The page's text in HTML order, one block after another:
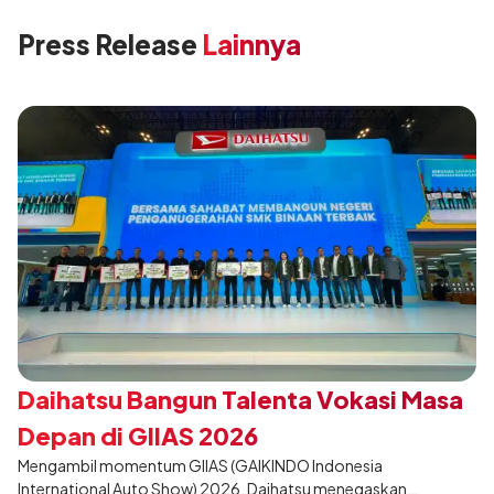
Press Release Lainnya
Daihatsu Bangun Talenta Vokasi Masa
Depan di GIIAS 2026
Mengambil momentum GIIAS (GAIKINDO Indonesia
International Auto Show) 2026, Daihatsu menegaskan